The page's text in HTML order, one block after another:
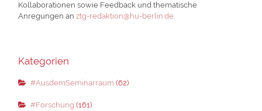
Kollaborationen sowie Feedback und thematische
Anregungen anztg-redaktion@hu-berlin.de.
Kategorien
#AusdemSeminarraum (62)
#Forschung (161)